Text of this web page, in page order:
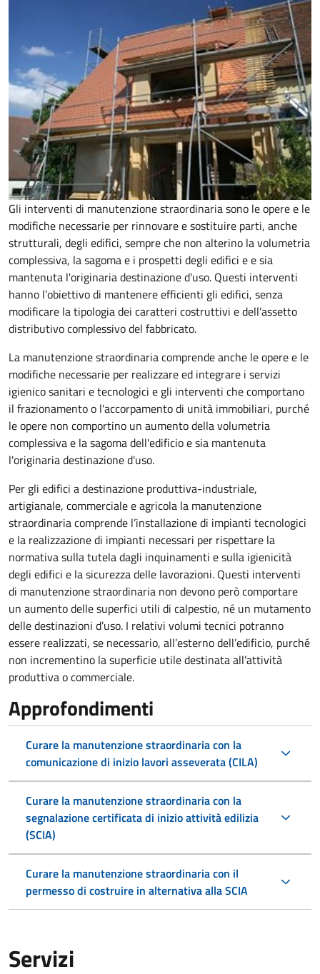
Gli interventi di manutenzione straordinaria sono le opere e le
modifiche necessarie per rinnovare e sostituire parti, anche
strutturali, degli edifici, sempre che non alterino la volumetria
complessiva, la sagoma e i prospetti degli edifici e e sia
mantenuta l'originaria destinazione d'uso. Questi interventi
hanno l’obiettivo di mantenere efficienti gli edifici, senza
modificare la tipologia dei caratteri costruttivi e dell’assetto
distributivo complessivo del fabbricato.
La manutenzione straordinaria comprende anche le opere e le
modifiche necessarie per realizzare ed integrare i servizi
igienico sanitari e tecnologici e gli interventi che comportano
il frazionamento o l'accorpamento di unità immobiliari, purché
le opere non comportino un aumento della volumetria
complessiva e la sagoma dell'edificio e sia mantenuta
l'originaria destinazione d'uso.
Per gli edifici a destinazione produttiva-industriale,
artigianale, commerciale e agricola la manutenzione
straordinaria comprende l’installazione di impianti tecnologici
e la realizzazione di impianti necessari per rispettare la
normativa sulla tutela dagli inquinamenti e sulla igienicità
degli edifici e la sicurezza delle lavorazioni. Questi interventi
di manutenzione straordinaria non devono però comportare
un aumento delle superfici utili di calpestio, né un mutamento
delle destinazioni d’uso. I relativi volumi tecnici potranno
essere realizzati, se necessario, all’esterno dell’edificio, purché
non incrementino la superficie utile destinata all’attività
produttiva o commerciale.
Approfondimenti
Curare la manutenzione straordinaria con la
comunicazione di inizio lavori asseverata (CILA)
Curare la manutenzione straordinaria con la
segnalazione certificata di inizio attività edilizia
(SCIA)
Curare la manutenzione straordinaria con il
permesso di costruire in alternativa alla SCIA
Servizi